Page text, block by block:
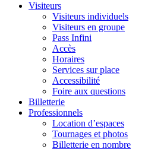
Visiteurs
Visiteurs individuels
Visiteurs en groupe
Pass Infini
Accès
Horaires
Services sur place
Accessibilité
Foire aux questions
Billetterie
Professionnels
Location d’espaces
Tournages et photos
Billetterie en nombre